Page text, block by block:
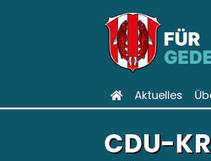
FÜR
Aktuelles
CDU-